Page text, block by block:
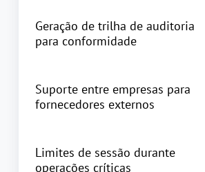
Geração de trilha de auditoria
para conformidade
Suporte entre empresas para
fornecedores externos
Limites de sessão durante
operações críticas